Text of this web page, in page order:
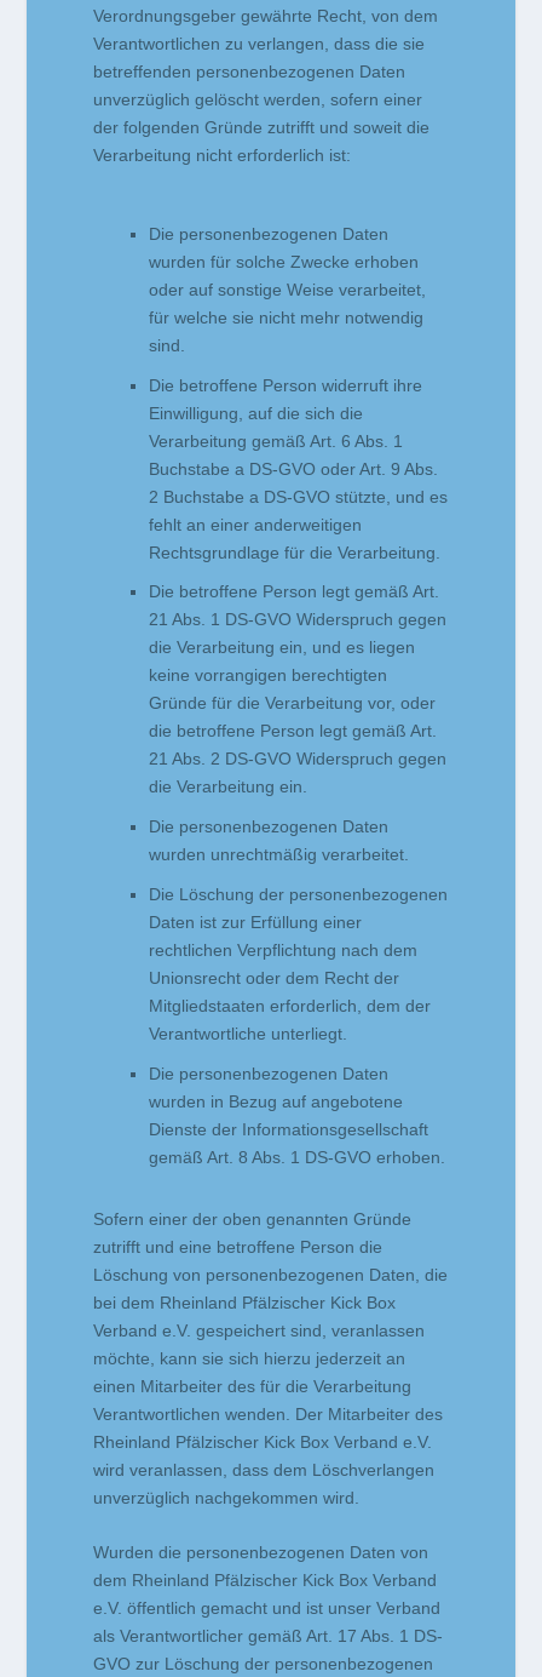
Verordnungsgeber gewährte Recht, von dem
Verantwortlichen zu verlangen, dass die sie
betreffenden personenbezogenen Daten
unverzüglich gelöscht werden, sofern einer
der folgenden Gründe zutrifft und soweit die
Verarbeitung nicht erforderlich ist:
Die personenbezogenen Daten
wurden für solche Zwecke erhoben
oder auf sonstige Weise verarbeitet,
für welche sie nicht mehr notwendig
sind.
Die betroffene Person widerruft ihre
Einwilligung, auf die sich die
Verarbeitung gemäß Art. 6 Abs. 1
Buchstabe a DS-GVO oder Art. 9 Abs.
2 Buchstabe a DS-GVO stützte, und es
fehlt an einer anderweitigen
Rechtsgrundlage für die Verarbeitung.
Die betroffene Person legt gemäß Art.
21 Abs. 1 DS-GVO Widerspruch gegen
die Verarbeitung ein, und es liegen
keine vorrangigen berechtigten
Gründe für die Verarbeitung vor, oder
die betroffene Person legt gemäß Art.
21 Abs. 2 DS-GVO Widerspruch gegen
die Verarbeitung ein.
Die personenbezogenen Daten
wurden unrechtmäßig verarbeitet.
Die Löschung der personenbezogenen
Daten ist zur Erfüllung einer
rechtlichen Verpflichtung nach dem
Unionsrecht oder dem Recht der
Mitgliedstaaten erforderlich, dem der
Verantwortliche unterliegt.
Die personenbezogenen Daten
wurden in Bezug auf angebotene
Dienste der Informationsgesellschaft
gemäß Art. 8 Abs. 1 DS-GVO erhoben.
Sofern einer der oben genannten Gründe
zutrifft und eine betroffene Person die
Löschung von personenbezogenen Daten, die
bei dem Rheinland Pfälzischer Kick Box
Verband e.V. gespeichert sind, veranlassen
möchte, kann sie sich hierzu jederzeit an
einen Mitarbeiter des für die Verarbeitung
Verantwortlichen wenden. Der Mitarbeiter des
Rheinland Pfälzischer Kick Box Verband e.V.
wird veranlassen, dass dem Löschverlangen
unverzüglich nachgekommen wird.
Wurden die personenbezogenen Daten von
dem Rheinland Pfälzischer Kick Box Verband
e.V. öffentlich gemacht und ist unser Verband
als Verantwortlicher gemäß Art. 17 Abs. 1 DS-
GVO zur Löschung der personenbezogenen